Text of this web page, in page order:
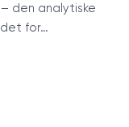
den analytiske
for…